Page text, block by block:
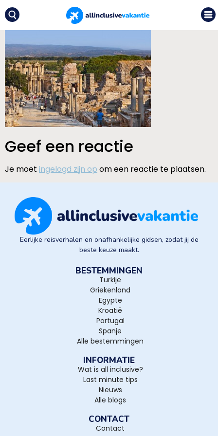
Geef een reactie
Je moet ingelogd zijn op om een reactie te plaatsen.
Eerlijke reisverhalen en onafhankelijke gidsen, zodat jij de
beste keuze maakt.
BESTEMMINGEN
Turkije
Griekenland
Egypte
Kroatië
Portugal
Spanje
Alle bestemmingen
INFORMATIE
Wat is all inclusive?
Last minute tips
Nieuws
Alle blogs
CONTACT
Contact